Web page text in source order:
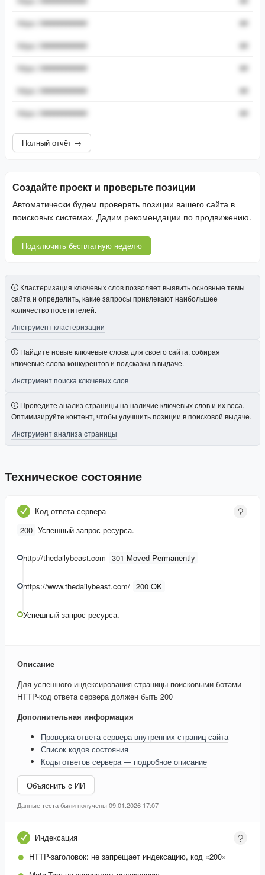
https://###########
##
https://###########
##
https://###########
##
https://###########
##
https://###########
##
Полный отчёт →
Создайте проект и проверьте позиции
Автоматически будем проверять позиции вашего сайта в
поисковых системах. Дадим рекомендации по продвижению.
Подключить бесплатную неделю
Кластеризация ключевых слов позволяет выявить основные темы
сайта и определить, какие запросы привлекают наибольшее
количество посетителей.
Инструмент кластеризации
Найдите новые ключевые слова для своего сайта, собирая
ключевые слова конкурентов и подсказки в выдаче.
Инструмент поиска ключевых слов
Проведите анализ страницы на наличие ключевых слов и их веса.
Оптимизируйте контент, чтобы улучшить позиции в поисковой выдаче.
Инструмент анализа страницы
Техническое состояние
Код ответа сервера
200 Успешный запрос ресурса.
http://thedailybeast.com 301 Moved Permanently
https://www.thedailybeast.com/ 200 OK
Успешный запрос ресурса.
Описание
Для успешного индексирования страницы поисковыми ботами
HTTP-код ответа сервера должен быть 200
Дополнительная информация
Проверка ответа сервера внутренних страниц сайта
Список кодов состояния
Коды ответов сервера — подробное описание
Объяснить с ИИ
Данные теста были получены 09.01.2026 17:07
Индексация
HTTP-заголовок: не запрещает индексацию, код «200»